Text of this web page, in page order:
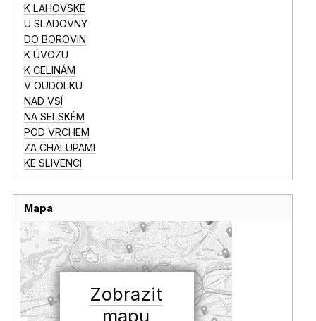
K LAHOVSKÉ
U SLADOVNY
DO BOROVIN
K ÚVOZU
K CELINÁM
V OUDOLKU
NAD VSÍ
NA SELSKÉM
POD VRCHEM
ZA CHALUPAMI
KE SLIVENCI
Mapa
Zobrazit
mapu